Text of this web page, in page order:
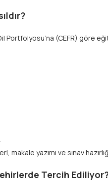
Portfolyosu’na (CEFR) göre
yazımı ve sınav
Tercih